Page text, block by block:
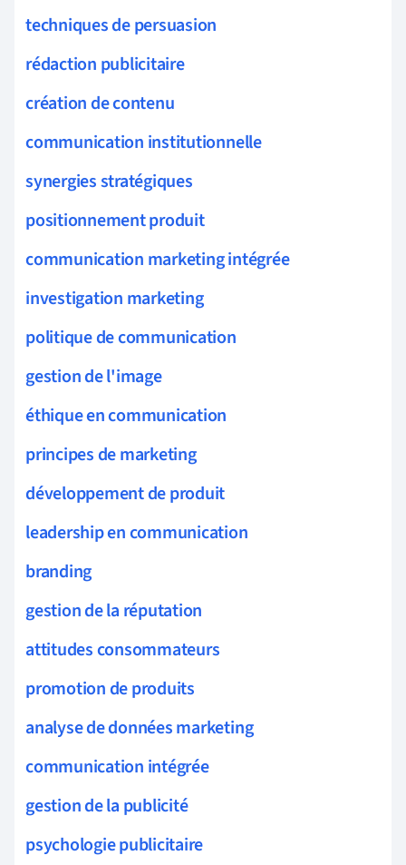
techniques de persuasion
rédaction publicitaire
création de contenu
communication institutionnelle
synergies stratégiques
positionnement produit
communication marketing intégrée
investigation marketing
politique de communication
gestion de l'image
éthique en communication
principes de marketing
développement de produit
leadership en communication
branding
gestion de la réputation
attitudes consommateurs
promotion de produits
analyse de données marketing
communication intégrée
gestion de la publicité
psychologie publicitaire